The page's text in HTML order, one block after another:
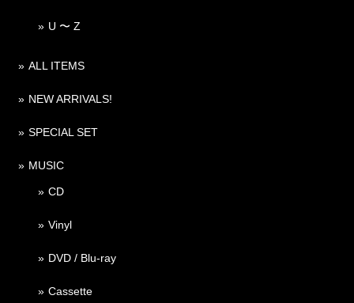
U 〜 Z
ALL ITEMS
NEW ARRIVALS!
SPECIAL SET
MUSIC
CD
Vinyl
DVD / Blu-ray
Cassette